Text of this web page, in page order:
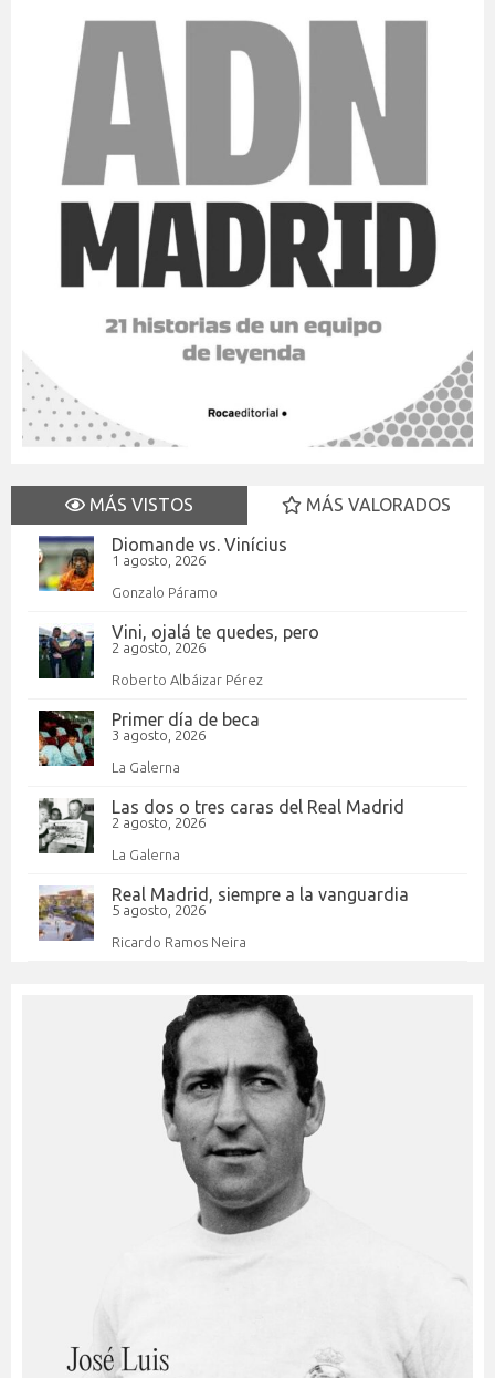
MÁS VISTOS
MÁS VALORADOS
Diomande vs. Vinícius
1 agosto, 2026
Gonzalo Páramo
Vini, ojalá te quedes, pero
2 agosto, 2026
Roberto Albáizar Pérez
Primer día de beca
3 agosto, 2026
La Galerna
Las dos o tres caras del Real Madrid
2 agosto, 2026
La Galerna
Real Madrid, siempre a la vanguardia
5 agosto, 2026
Ricardo Ramos Neira